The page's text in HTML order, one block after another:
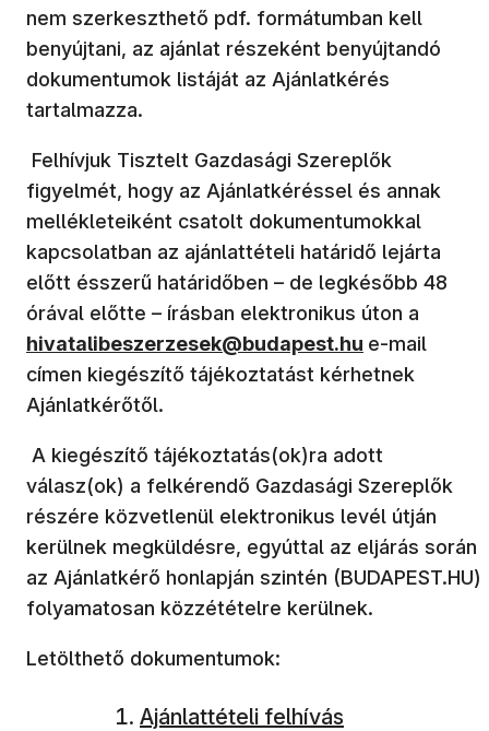
nem szerkeszthető pdf. formátumban kell
benyújtani, az ajánlat részeként benyújtandó
dokumentumok listáját az Ajánlatkérés
tartalmazza.
Felhívjuk Tisztelt Gazdasági Szereplők
figyelmét, hogy az Ajánlatkéréssel és annak
mellékleteiként csatolt dokumentumokkal
kapcsolatban az ajánlattételi határidő lejárta
előtt ésszerű határidőben – de legkésőbb 48
órával előtte – írásban elektronikus úton a
hivatalibeszerzesek@budapest.hu e-mail
címen kiegészítő tájékoztatást kérhetnek
Ajánlatkérőtől.
A kiegészítő tájékoztatás(ok)ra adott
válasz(ok) a felkérendő Gazdasági Szereplők
részére közvetlenül elektronikus levél útján
kerülnek megküldésre, egyúttal az eljárás során
az Ajánlatkérő honlapján szintén (BUDAPEST.HU)
folyamatosan közzétételre kerülnek.
Letölthető dokumentumok:
Ajánlattételi felhívás